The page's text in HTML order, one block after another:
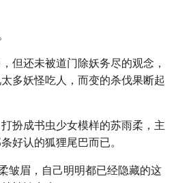
但还未被道门除妖务尽的观念，
多妖怪吃人，而变的杀伐果断起
扮成书虫少女模样的苏雨柔，主
好认的狐狸尾巴而已。
皱眉，自己明明都已经隐藏的这